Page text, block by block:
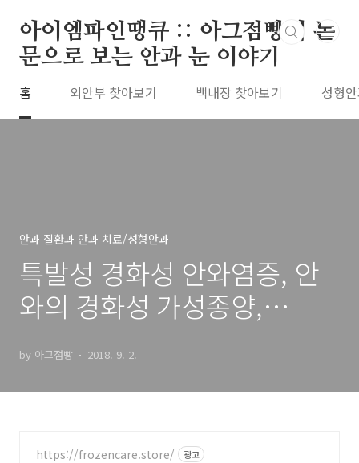
아이엠파인땡큐 :: 아그점빵의 논
문으로 보는 안과 눈 이야기
홈 외안부 찾아보기 백내장 찾아보기 성형
안과 질환과 안과 치료/성형안과
특발성 경화성 안와염증, 안
와의 경화성 가성종양,
Orbital Inflammation,
Sclerosing Pseudotumor
by 아그점빵 2018. 9. 2.
https://frozencare.store/ 광고